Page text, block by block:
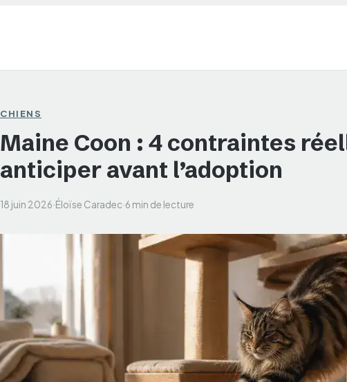
CHIENS
Maine Coon : 4 contraintes
anticiper avant l’adoption
18 juin 2026·Éloïse Caradec·6 min de lecture